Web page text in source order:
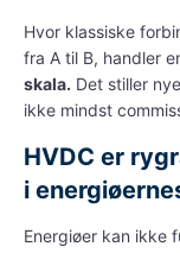
Hvor klassiske
fra A til B, handler
skala. Det stiller
ikke mindst
HVDC er
i
Energiøer kan ikke